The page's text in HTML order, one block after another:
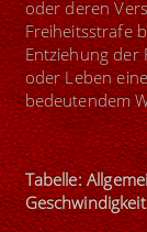
oder deren
Freiheitsstrafe
Entziehung der
oder Leben
bedeutendem
Tabelle: